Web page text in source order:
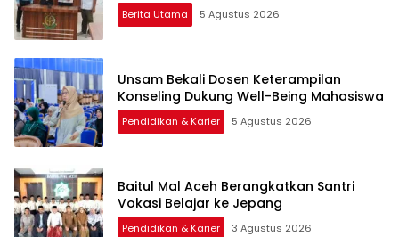
Berita Utama 5 Agustus 2026
Unsam Bekali Dosen Keterampilan
Konseling Dukung Well-Being Mahasiswa
Pendidikan & Karier 5 Agustus 2026
Baitul Mal Aceh Berangkatkan Santri
Vokasi Belajar ke Jepang
Pendidikan & Karier 3 Agustus 2026